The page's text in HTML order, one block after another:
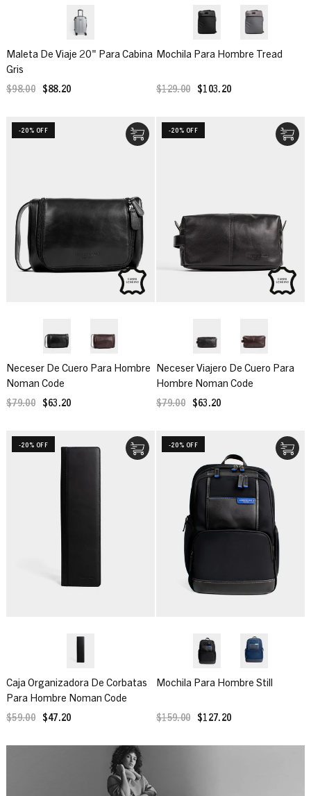
Maleta De Viaje 20" Para Cabina
Gris
$98.00 $88.20
Mochila Para Hombre Tread
$129.00 $103.20
-20% OFF
Neceser De Cuero Para Hombre
Noman Code
$79.00 $63.20
-20% OFF
Neceser Viajero De Cuero Para
Hombre Noman Code
$79.00 $63.20
-20% OFF
Caja Organizadora De Corbatas
Para Hombre Noman Code
$59.00 $47.20
-20% OFF
Mochila Para Hombre Still
$159.00 $127.20